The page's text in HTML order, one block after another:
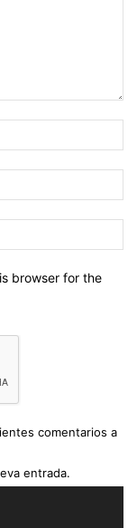
browser for the
comentarios a
entrada.